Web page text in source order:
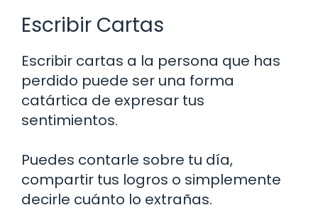
Escribir Cartas
Escribir cartas a la persona que has
perdido puede ser una forma
catártica de expresar tus
sentimientos.
Puedes contarle sobre tu día,
compartir tus logros o simplemente
decirle cuánto lo extrañas.